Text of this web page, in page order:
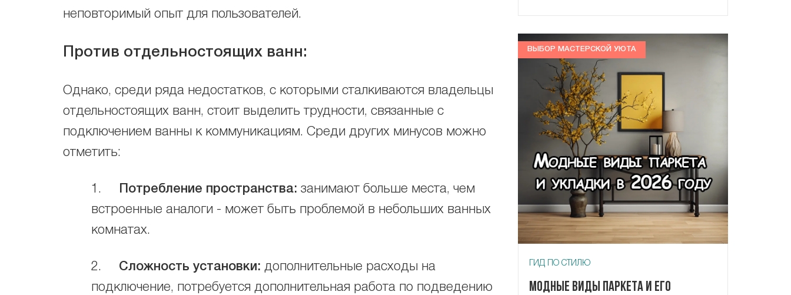
неповторимый опыт для пользователей.
Против отдельностоящих ванн:
Однако, среди ряда недостатков, с которыми сталкиваются владельцы
отдельностоящих ванн, стоит выделить трудности, связанные с
подключением ванны к коммуникациям. Среди других минусов можно
отметить:
1. Потребление пространства: занимают больше места, чем
встроенные аналоги - может быть проблемой в небольших ванных
комнатах.
2. Сложность установки: дополнительные расходы на
подключение, потребуется дополнительная работа по подведению
ВЫБОР МАСТЕРСКОЙ УЮТА
ГИД ПО СТИЛЮ
Модные виды паркета и его